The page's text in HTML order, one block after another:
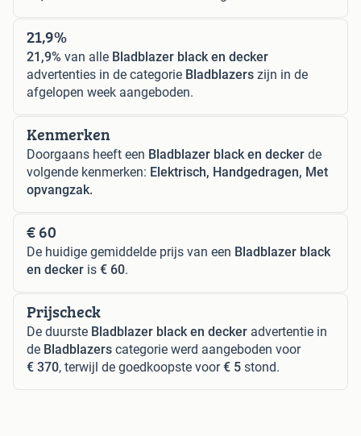
21,9%
21,9% van alle Bladblazer black en decker
advertenties in de categorie Bladblazers zijn in de
afgelopen week aangeboden.
Kenmerken
Doorgaans heeft een Bladblazer black en decker de
volgende kenmerken: Elektrisch, Handgedragen, Met
opvangzak.
€ 60
De huidige gemiddelde prijs van een Bladblazer black
en decker is € 60.
Prijscheck
De duurste Bladblazer black en decker advertentie in
de Bladblazers categorie werd aangeboden voor
€ 370, terwijl de goedkoopste voor€ 5 stond.